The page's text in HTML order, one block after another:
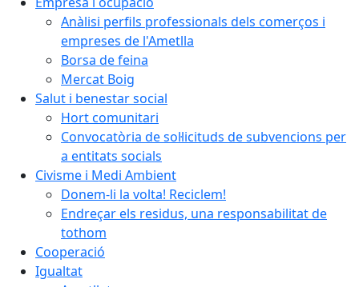
Anàlisi perfils professionals dels comerços i
empreses de l'Ametlla
Borsa de feina
Mercat Boig
Salut i benestar social
Hort comunitari
Convocatòria de sol·licituds de subvencions per
a entitats socials
Civisme i Medi Ambient
Donem-li la volta! Reciclem!
Endreçar els residus, una responsabilitat de
tothom
Cooperació
Igualtat